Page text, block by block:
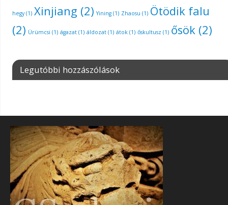
hegy(1) Xinjiang (2) Yining(1) Zhaosu (1) Ötödik falu
(2) Ürümcsi (1) ágazat(1) áldozat(1) átok(1) őskultusz (1) ősök(2)
Legutóbbi hozzászólások